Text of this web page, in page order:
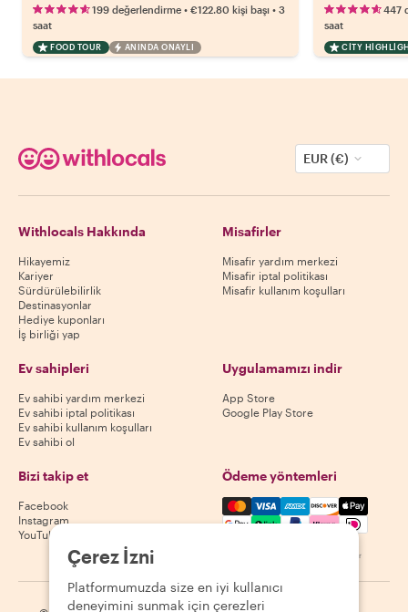
199 değerlendirme • €122.80 kişi başı • 3
saat
FOOD TOUR ANINDA ONAYLI
447
saat
CITY
EUR (€)
Withlocals Hakkında
Hikayemiz
Kariyer
Sürdürülebilirlik
Destinasyonlar
Hediye kuponları
İş birliği yap
Misafirler
Misafir yardım merkezi
Misafir iptal politikası
Misafir kullanım koşulları
Ev sahipleri
Ev sahibi yardım merkezi
Ev sahibi iptal politikası
Ev sahibi kullanım koşulları
Ev sahibi ol
Uygulamamızı indir
App Store
Google Play Store
Bizi takip et
Facebook
Instagram
YouTube
Ödeme yöntemleri
Mastercard, Visa, Amex,
Kullanılabilirlik destinasyona göre değişir
Çerez İzni
Platformumuzda size en iyi kullanıcı
deneyimini sunmak için çerezleri